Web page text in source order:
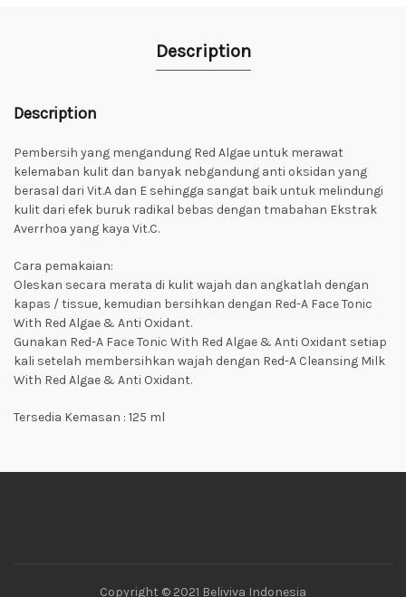
Description
Description
Pembersih yang mengandung Red Algaeuntuk merawat
kelemaban kulit dan banyak nebgandung anti oksidan yang
berasal dari Vit.A dan E sehingga sangat baik untuk melindungi
kulit dari efek buruk radikal bebas dengan tmabahan Ekstrak
Averrhoa yang kaya Vit.C.
Cara pemakaian:
Oleskan secara merata di kulit wajah dan angkatlah dengan
kapas / tissue, kemudian bersihkan dengan Red-A Face Tonic
With Red Algae & Anti Oxidant.
Gunakan Red-A Face Tonic With Red Algae & Anti Oxidant setiap
kali setelah membersihkan wajah dengan Red-A Cleansing Milk
With Red Algae & Anti Oxidant.
Tersedia Kemasan : 125 ml
Copyright © 2021 Beliviva Indonesia